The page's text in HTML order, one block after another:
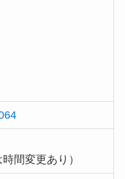
時間変更あり）